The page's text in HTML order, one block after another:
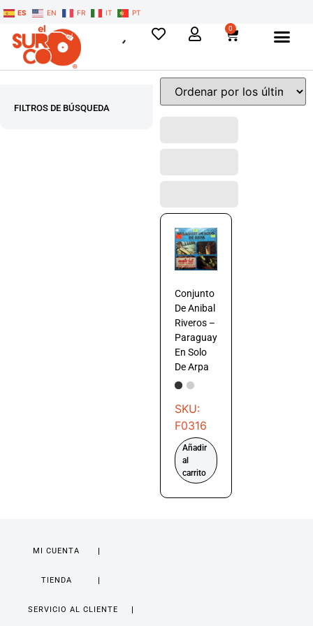
ES EN FR IT PT
0
FILTROS DE BÚSQUEDA
Conjunto
De Anibal
Riveros –
Paraguay
En Solo
De Arpa
SKU:
F0316
Añadir
al
carrito
MI CUENTA
TIENDA
SERVICIO AL CLIENTE